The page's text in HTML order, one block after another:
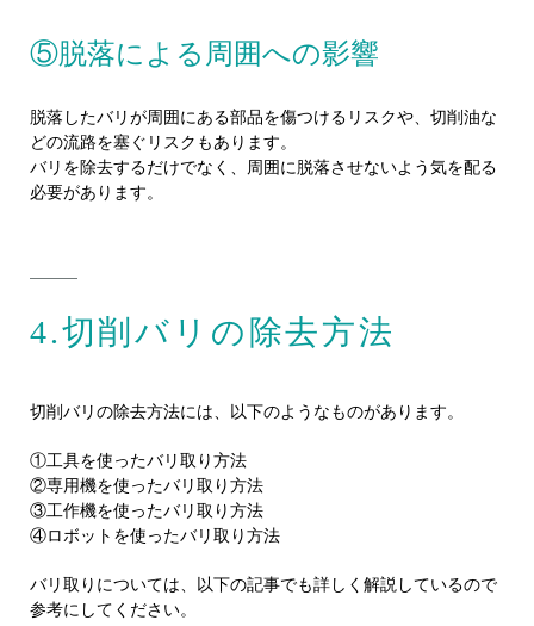
⑤脱落による周囲への影響
脱落したバリが周囲にある部品を傷つけるリスクや、切削油な
どの流路を塞ぐリスクもあります。
バリを除去するだけでなく、周囲に脱落させないよう気を配る
必要があります。
4.切削バリの除去方法
切削バリの除去方法には、以下のようなものがあります。
①工具を使ったバリ取り方法
②専用機を使ったバリ取り方法
③工作機を使ったバリ取り方法
④ロボットを使ったバリ取り方法
バリ取りについては、以下の記事でも詳しく解説しているので
参考にしてください。